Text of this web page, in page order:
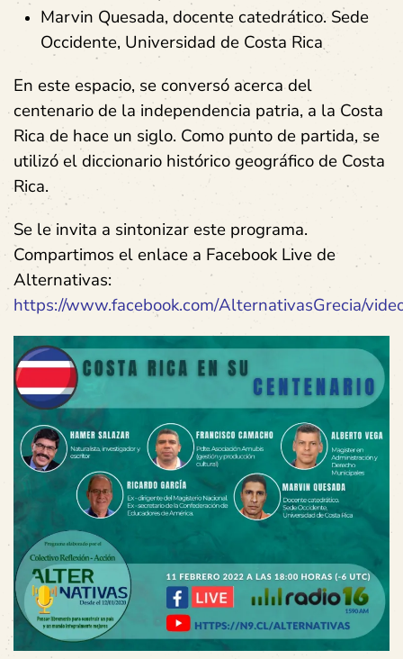
Marvin Quesada, docente catedrático. Sede
Occidente, Universidad de Costa Rica
En este espacio, se conversó acerca del
centenario de la independencia patria, a la Costa
Rica de hace un siglo. Como punto de partida, se
utilizó el diccionario histórico geográfico de Costa
Rica.
Se le invita a sintonizar este programa.
Compartimos el enlace a Facebook Live de
Alternativas:
https://www.facebook.com/AlternativasGrecia/